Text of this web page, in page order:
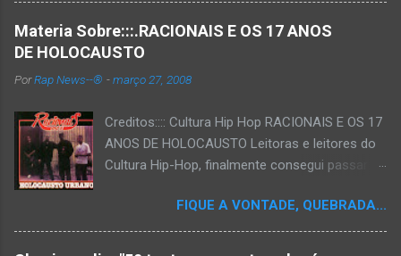
Materia Sobre:::.RACIONAIS E OS 17 ANOS
DE HOLOCAUSTO
PorRap News--® -março 27, 2008
Creditos:::: Cultura Hip Hop RACIONAIS E OS 17
ANOS DE HOLOCAUSTO Leitoras e leitores do
Cultura Hip-Hop, finalmente consegui passar
que há muito tempo vinha maturando: uma
espécie de "ensaio-tributo" ao disco mais
importante do rap brasileiro, que completará 17
FIQUE A VONTADE, QUEBRADA...